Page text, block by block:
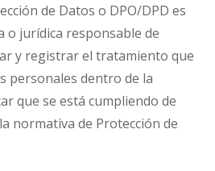
de Datos o DPO/DPD es
o jurídica responsable de
y registrar el tratamiento que
personales dentro de la
que se está cumpliendo de
normativa de Protección de